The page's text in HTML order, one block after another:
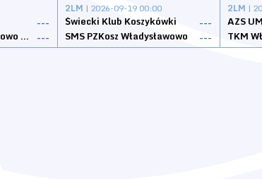
---
Tarnovia Basket Tarnowo Podgórne ---
2LM | 2026-09-19 00:00
Świecki Klub Koszykówki
---
SMS PZKosz Władysławowo
---
2LM |
AZS
TKM